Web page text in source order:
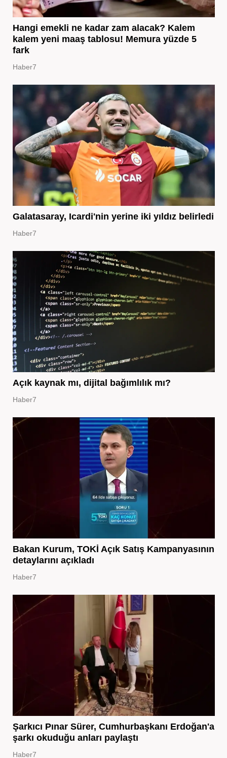
Hangi emekli ne kadar zam alacak? Kalem
kalem yeni maaş tablosu! Memura yüzde 5
fark
Haber7
Galatasaray, Icardi'nin yerine iki yıldız belirledi
Haber7
Açık kaynak mı, dijital bağımlılık mı?
Haber7
Bakan Kurum, TOKİ Açık Satış Kampanyasının
detaylarını açıkladı
Haber7
Şarkıcı Pınar Sürer, Cumhurbaşkanı Erdoğan'a
şarkı okuduğu anları paylaştı
Haber7